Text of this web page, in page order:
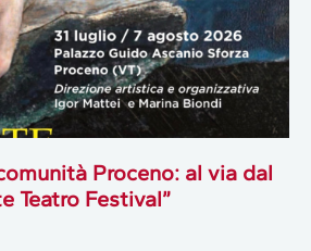
Proceno: al via dal
Teatro Festival”